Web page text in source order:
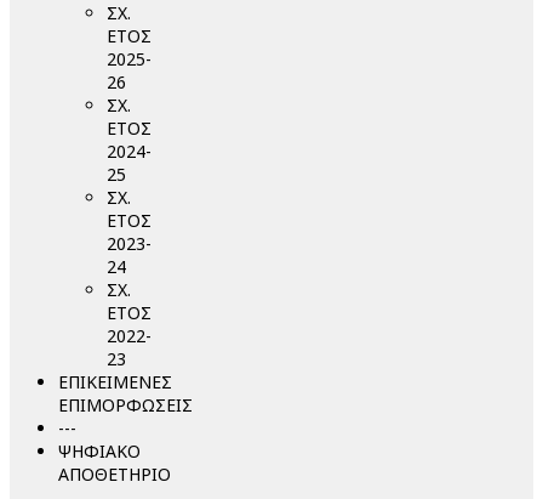
ΣΧ.
ΕΤΟΣ
2025-
26
ΣΧ.
ΕΤΟΣ
2024-
25
ΣΧ.
ΕΤΟΣ
2023-
24
ΣΧ.
ΕΤΟΣ
2022-
23
ΕΠΙΚΕΙΜΕΝΕΣ
ΕΠΙΜΟΡΦΩΣΕΙΣ
---
ΨΗΦΙΑΚΟ
ΑΠΟΘΕΤΗΡΙΟ